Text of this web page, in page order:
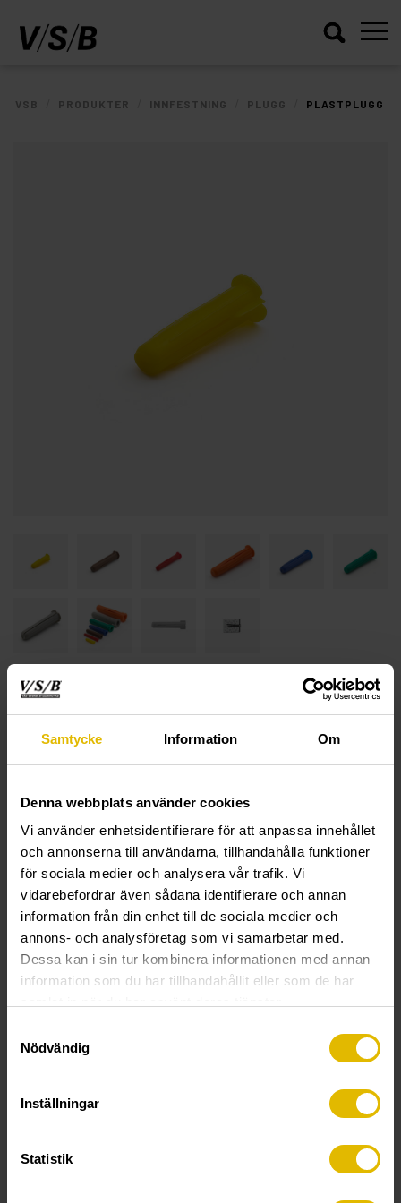
Samtycke Information Om
Denna webbplats använder cookies
Vi använder enhetsidentifierare för att anpassa innehållet
och annonserna till användarna, tillhandahålla funktioner
för sociala medier och analysera vår trafik. Vi
vidarebefordrar även sådana identifierare och annan
information från din enhet till de sociala medier och
annons- och analysföretag som vi samarbetar med.
Dessa kan i sin tur kombinera informationen med annan
information som du har tillhandahållit eller som de har
Nödvändig
Inställningar
Statistik
VSB PRODUKTER INNFESTNING PLUGG PLASTPLUGG
Plastplugg
Funksjon:Pluggen har en glatt overflate som gir maksimal
kontakt med materialet, og dens fargekoding gjør det
enkelt å velge riktig pluggdimensjon. Pluggen brukes til de
fleste byggematerialer, men egnet seg best i massive
materialer som betong, stein og massivtegl.
på pluggen iht. tabellen nedenfor. Trykk pluggen inn i hullet.
lenger enn plugg og festedetalj til sammen.